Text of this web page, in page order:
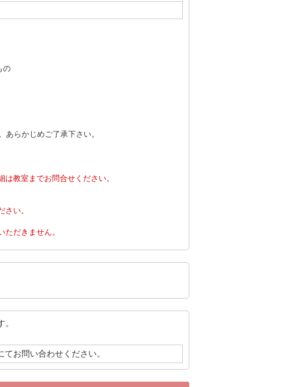
の
らかじめご了承下さい。
教室までお問合せください。
さい。
だきません。
てお問い合わせください。